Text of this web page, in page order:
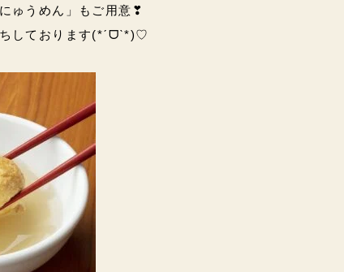
ゅうめん」もご用意❣
しております(*ˊᗜˋ*)♡